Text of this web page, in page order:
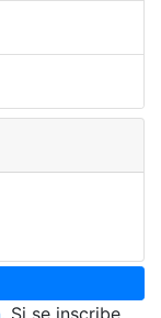
Si se inscribe